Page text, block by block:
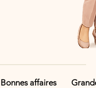
Bonnes affaires